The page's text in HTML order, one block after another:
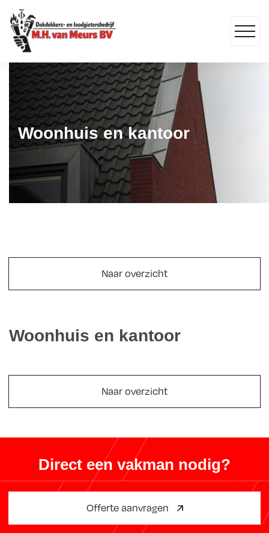
Woonhuis en kantoor
Naar overzicht
Woonhuis en kantoor
Naar overzicht
Direct een vakman nodig?
Offerte aanvragen